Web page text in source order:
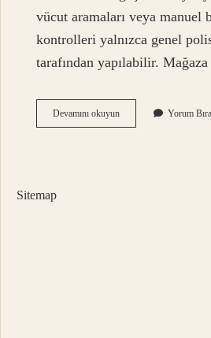
vücut aramaları veya manuel
kontrolleri yalnızca genel
tarafından yapılabilir.
Devamını okuyunIşyeri
Güvenliği
Yorum
Sitemap